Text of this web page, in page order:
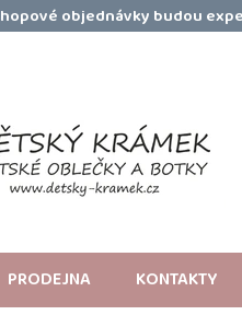
objednávky budou
PRODEJNA KONTAKTY